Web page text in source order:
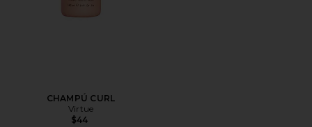
CHAMPÚ CURL
Virtue
$44